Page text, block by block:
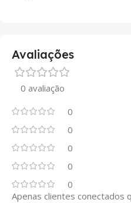
Avaliações
0 avaliação
0
0
0
0
0
Apenas clientes conectados